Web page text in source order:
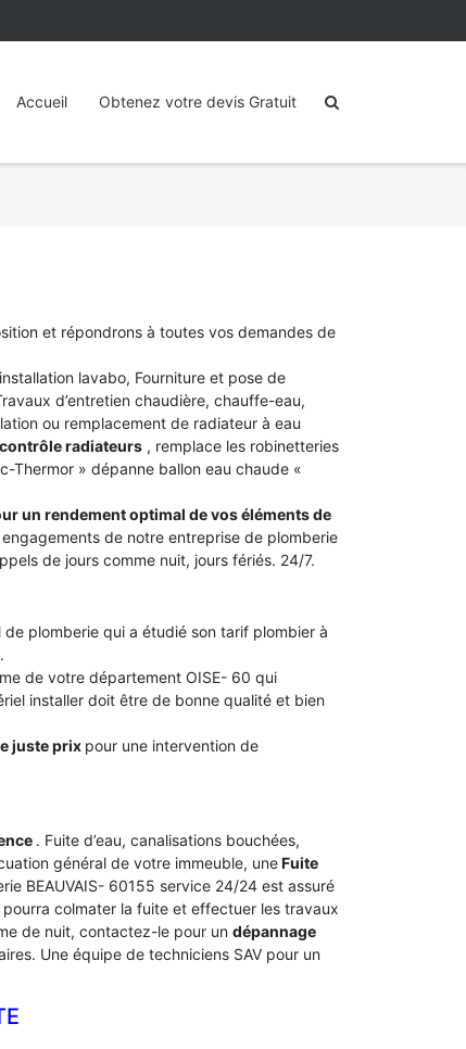
Accueil Obtenez votre devis Gratuit
et répondrons à toutes vos demandes de
lavabo, Fourniture et pose de
d’entretien chaudière, chauffe-eau,
ou remplacement de radiateur à eau
radiateurs , remplace les robinetteries
Thermor » dépanne ballon eau chaude «
un rendement optimal de vos éléments de
de notre entreprise de plomberie
de jours comme nuit, jours fériés. 24/7.
plomberie qui a étudié son tarif plombier à
de votre département OISE- 60 qui
installer doit être de bonne qualité et bien
juste prix pour une intervention de
. Fuite d’eau, canalisations bouchées,
général de votre immeuble, uneFuite
BEAUVAIS- 60155 service 24/24 est assuré
colmater la fuite et effectuer les travaux
de nuit, contactez-le pour un dépannage
Une équipe de techniciens SAV pour un